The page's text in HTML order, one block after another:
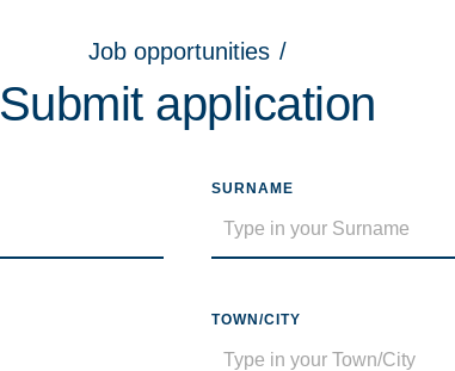
Job opportunities /
Submit application
SURNAME
TOWN/CITY